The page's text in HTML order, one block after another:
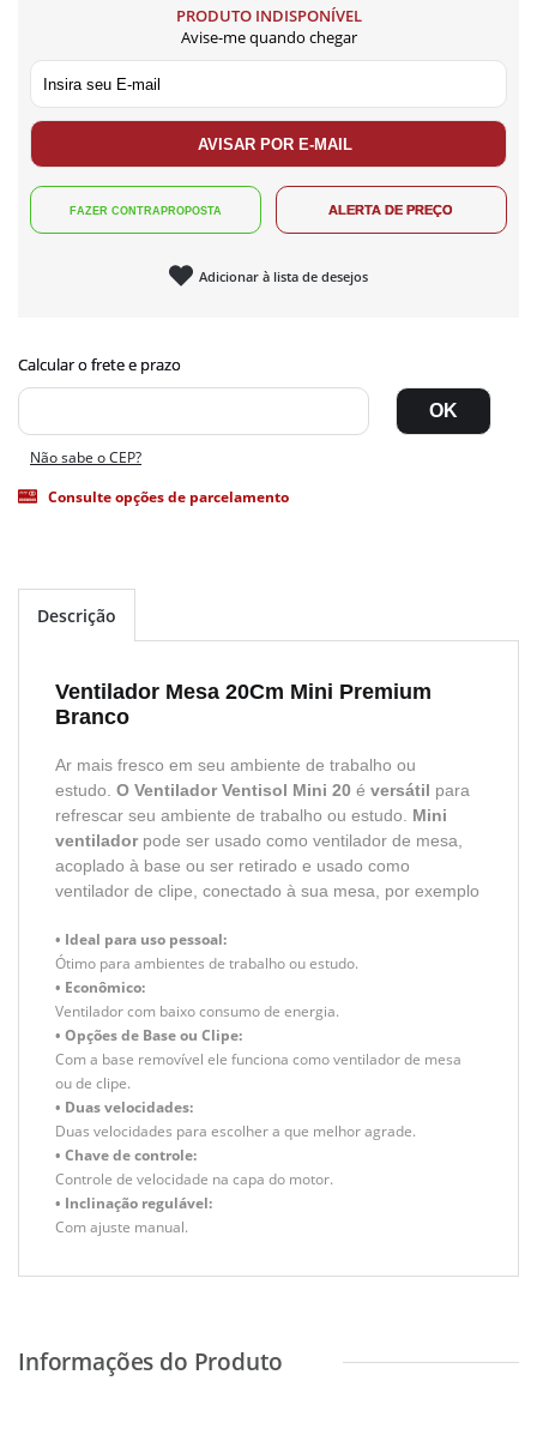
PRODUTO INDISPONÍVEL
Avise-me quando chegar
Adicionar à lista de desejos
Não sabe o CEP?
Consulte opções de parcelamento
Descrição
Ventilador Mesa 20Cm Mini Premium
Branco
Ar mais fresco em seu ambiente de trabalho ou
estudo.O Ventilador Ventisol Mini 20 éversátil para
refrescar seu ambiente de trabalho ou estudo.
Mini
ventiladorpode ser usado como ventilador de mesa,
acoplado à base ou ser retirado e usado como
ventilador de clipe, conectado à sua mesa, por exemplo
• Ideal para uso pessoal:
Ótimo para ambientes de trabalho ou estudo.
• Econômico:
Ventilador com baixo consumo de energia.
• Opções de Base ou Clipe:
Com a base removível ele funciona como ventilador de mesa
ou de clipe.
• Duas velocidades:
Duas velocidades para escolher a que melhor agrade.
• Chave de controle:
Controle de velocidade na capa do motor.
• Inclinação regulável:
Com ajuste manual.